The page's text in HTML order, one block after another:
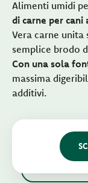
Alimenti umidi
di carne per
Vera carne
semplice brodo
Con una sola
massima
additivi.